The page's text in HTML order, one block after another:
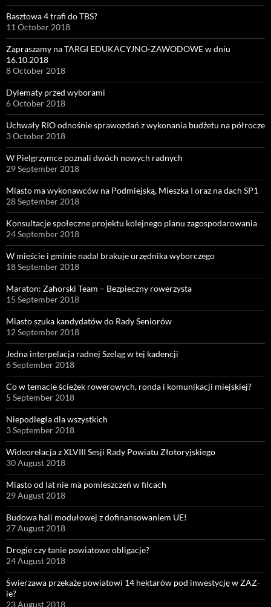
Basztowa 4 trafi do TBS?
11 October 2018
Zapraszamy na TARGI EDUKACYJNO-ZAWODOWE w dniu
16.10.2018
8 October 2018
Dylematy przed wyborami
6 October 2018
Uchwały RIO odnośnie sprawozdań z wykonania budżetu na półrocze
3 October 2018
W Pielgrzymce poznali dwóch nowych radnych
29 September 2018
Miasto ma wykonawców na Podmiejską, Mieszka I oraz na dach SP1
28 September 2018
Konsultacje społeczne projektu kolejnego planu zagospodarowania
24 September 2018
W mieście i gminie nadal brakuje urzędnika wyborczego
18 September 2018
Maraton: Zahorski Team – Bezpieczny rowerzysta
15 September 2018
Miasto szuka kandydatów do Rady Seniorów
12 September 2018
Jedna interpelacja radnej Szeląg w tej kadencji
6 September 2018
Co w temacie ścieżek rowerowych, ronda i komunikacji miejskiej?
5 September 2018
Niepodległa dla wszystkich
3 September 2018
Wideorelacja z XLVIII Sesji Rady Powiatu Złotoryjskiego
30 August 2018
Miasto od lat nie ma pomieszczeń w filcach
29 August 2018
Budowa hali modułowej z dofinansowaniem UE!
27 August 2018
Drogie czy tanie powiatowe obligacje?
24 August 2018
Świerzawa przekaże powiatowi 14 hektarów pod inwestycję w ZAZ-
ie?
23 August 2018